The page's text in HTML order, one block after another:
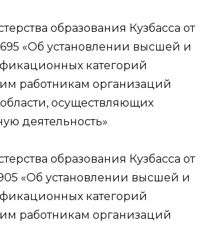
образования Кузбасса от
«Об установлении высшей и
категорий
работникам организаций
осуществляющих
деятельность»
образования Кузбасса от
«Об установлении высшей и
категорий
работникам организаций